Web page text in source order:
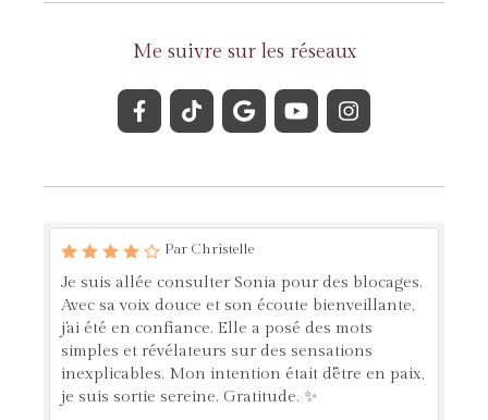
Me suivre sur les réseaux
Par Christelle
Je suis allée consulter Sonia pour des blocages.
Avec sa voix douce et son écoute bienveillante,
j'ai été en confiance. Elle a posé des mots
simples et révélateurs sur des sensations
inexplicables. Mon intention était d'être en paix,
je suis sortie sereine. Gratitude. ✨